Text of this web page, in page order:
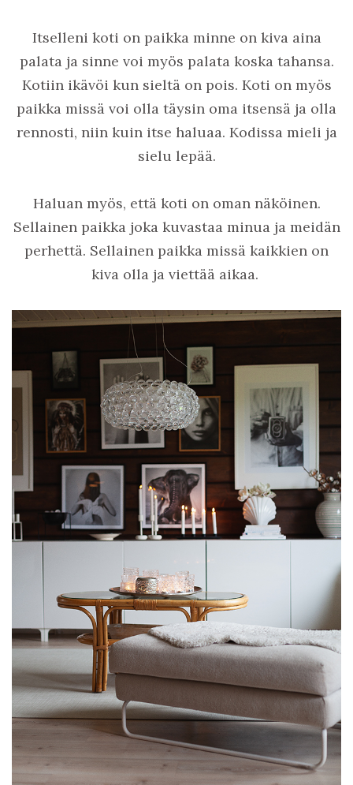
Itselleni koti on paikka minne on kiva aina
palata ja sinne voi myös palata koska tahansa.
Kotiin ikävöi kun sieltä on pois. Koti on myös
paikka missä voi olla täysin oma itsensä ja olla
rennosti, niin kuin itse haluaa. Kodissa mieli ja
sielu lepää.
Haluan myös, että koti on oman näköinen.
Sellainen paikka joka kuvastaa minua ja meidän
perhettä. Sellainen paikka missä kaikkien on
kiva olla ja viettää aikaa.